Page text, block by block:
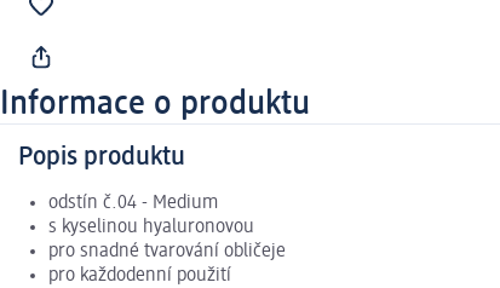
Informace o produktu
Popis produktu
odstín č.04 - Medium
s kyselinou hyaluronovou
pro snadné tvarování obličeje
pro každodenní použití